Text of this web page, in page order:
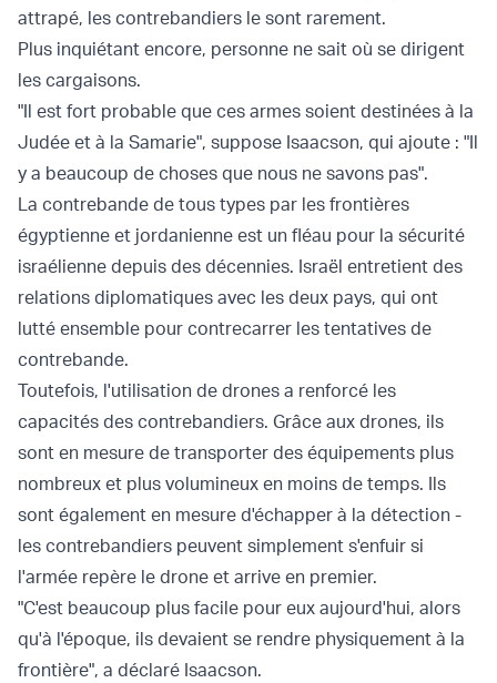
attrapé, les contrebandiers le sont rarement.
Plus inquiétant encore, personne ne sait où se dirigent
les cargaisons.
"Il est fort probable que ces armes soient destinées à la
Judée et à la Samarie", suppose Isaacson, qui ajoute : "Il
y a beaucoup de choses que nous ne savons pas".
La contrebande de tous types par les frontières
égyptienne et jordanienne est un fléau pour la sécurité
israélienne depuis des décennies. Israël entretient des
relations diplomatiques avec les deux pays, qui ont
lutté ensemble pour contrecarrer les tentatives de
contrebande.
Toutefois, l'utilisation de drones a renforcé les
capacités des contrebandiers. Grâce aux drones, ils
sont en mesure de transporter des équipements plus
nombreux et plus volumineux en moins de temps. Ils
sont également en mesure d'échapper à la détection -
les contrebandiers peuvent simplement s'enfuir si
l'armée repère le drone et arrive en premier.
"C'est beaucoup plus facile pour eux aujourd'hui, alors
qu'à l'époque, ils devaient se rendre physiquement à la
frontière", a déclaré Isaacson.